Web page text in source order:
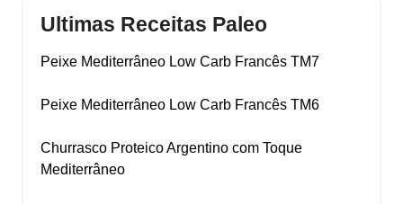
Ultimas Receitas Paleo
Peixe Mediterrâneo Low Carb Francês TM7
Peixe Mediterrâneo Low Carb Francês TM6
Churrasco Proteico Argentino com Toque
Mediterrâneo